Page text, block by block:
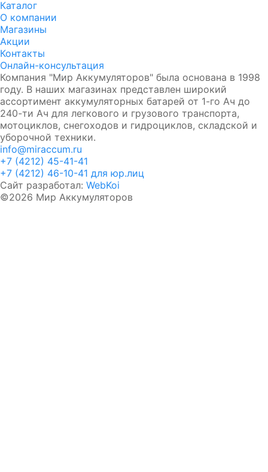
Каталог
О компании
Магазины
Акции
Контакты
Онлайн-консультация
Компания "Мир Аккумуляторов" была основана в 1998
году. В наших магазинах представлен широкий
ассортимент аккумуляторных батарей от 1-го Ач до
240-ти Ач для легкового и грузового транспорта,
мотоциклов, снегоходов и гидроциклов, складской и
уборочной техники.
info@miraccum.ru
+7 (4212) 45-41-41
+7 (4212) 46-10-41 для юр.лиц
Сайт разработал: WebKoi
©2026 Мир Аккумуляторов